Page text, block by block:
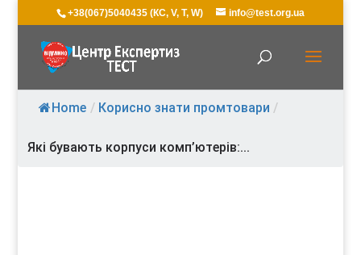
+38(067)5040435 (КС, V, T, W) info@test.org.ua
Home / Корисно знати промтовари /
Які бувають корпуси комп’ютерів:...